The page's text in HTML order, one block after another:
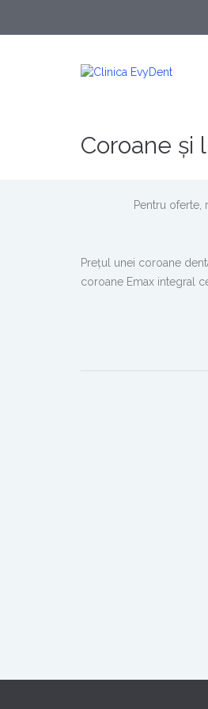
Coroane și
Pentru
Prețul unei coroane
coroane Emax integral